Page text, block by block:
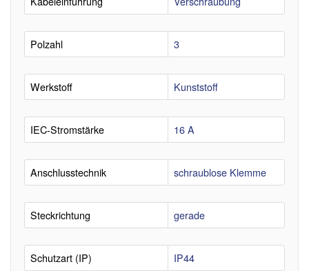
Polzahl 3
Werkstoff Kunststoff
IEC-Stromstärke 16 A
Anschlusstechnik schraublose Klemme
Steckrichtung gerade
Schutzart (IP) IP44